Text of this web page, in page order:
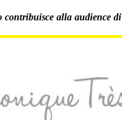
contribuisce alla audience di